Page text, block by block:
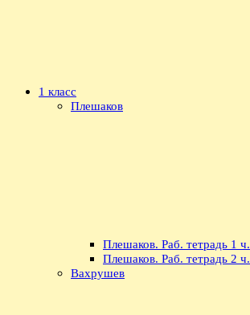
1 класс
Плешаков
Плешаков. Раб. тетрадь 1 ч.
Плешаков. Раб. тетрадь 2 ч.
Вахрушев